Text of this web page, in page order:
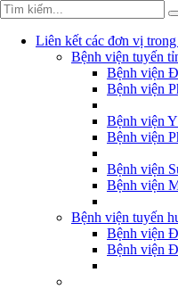
Liên kết các đơn vị
Bệnh viện tuyến
Bệnh viện
Bệnh viện
Bệnh viện
Bệnh viện
Bệnh viện
Bệnh viện
Bệnh viện tuyến
Bệnh viện
Bệnh viện